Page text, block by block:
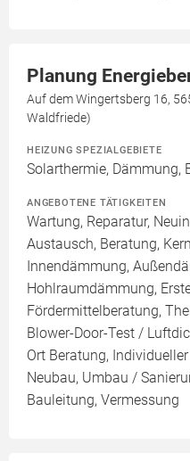
Planung
Auf dem Wingertsberg 16,
Waldfriede)
HEIZUNG SPEZIALGEBIETE
Solarthermie, Dämmung,
ANGEBOTENE TÄTIGKEITEN
Wartung, Reparatur,
Austausch, Beratung,
Innendämmung,
Hohlraumdämmung,
Fördermittelberatung,
Blower-Door-Test /
Ort Beratung,
Neubau, Umbau /
Bauleitung, Vermessung